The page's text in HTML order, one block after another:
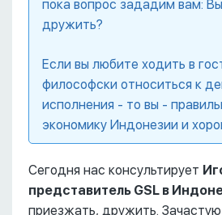
пока вопрос зададим вам:
дружить?
Если вы любите ходить в
философски относиться к
исполнения - то вы -
экономику Индонезии и
Сегодня нас консультирует
представитель GSL в
приезжать, дружить.